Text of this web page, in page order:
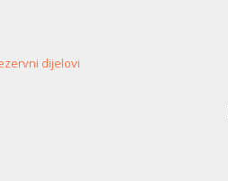
dijelovi